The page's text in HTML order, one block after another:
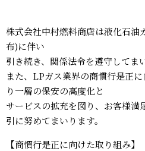
株式会社中村燃料商店は液化石
布)に伴い
引き続き、関係法令を遵守してま
また、LPガス業界の商慣行是正
り⼀層の保安の⾼度化と
サービスの拡充を図り、お客様満
引に努めてまいります。
【商慣⾏是正に向けた取り組み】